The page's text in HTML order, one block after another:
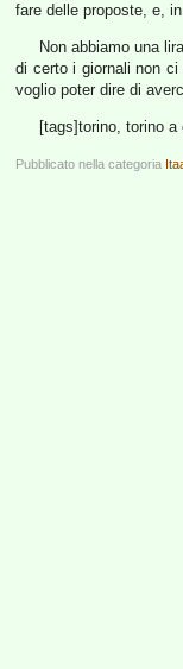
fare delle proposte, e,
Non abbiamo una
di certo i giornali non
voglio poter dire di
[tags]torino, torino
Pubblicato nella categoria